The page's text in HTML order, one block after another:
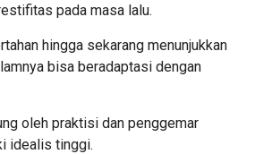
pada masa lalu.
hingga sekarang menunjukkan
bisa beradaptasi dengan
oleh praktisi dan penggemar
idealis tinggi.